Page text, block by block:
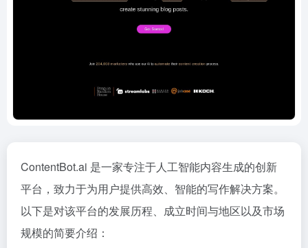
ContentBot.ai 是一家专注于人工智能内容生成的创新
平台，致力于为用户提供高效、智能的写作解决方案。
以下是对该平台的发展历程、成立时间与地区以及市场
规模的简要介绍：​